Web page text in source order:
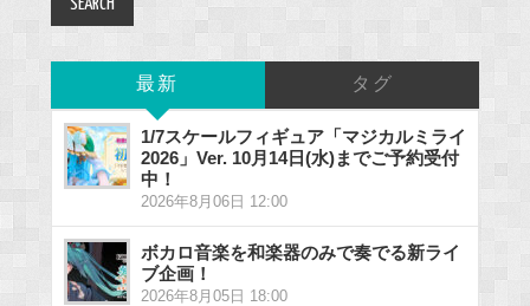
最新 タグ
1/7スケールフィギュア「マジカルミライ
2026」Ver. 10月14日(水)までご予約受付
中！
2026年8月06日 12:00
ボカロ音楽を和楽器のみで奏でる新ライ
ブ企画！
2026年8月05日 18:00